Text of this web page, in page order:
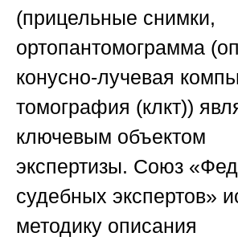
(прицельные снимки,
ортопантомограмма
конусно-лучевая
томография (клкт))
ключевым объектом
экспертизы. Союз
судебных экспертов»
методику описания